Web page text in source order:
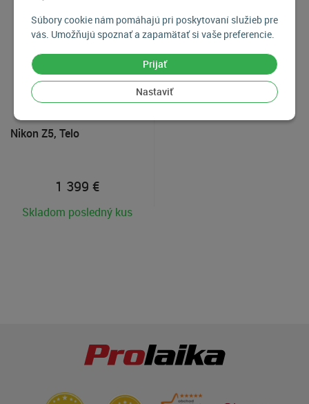
Súbory cookie nám pomáhajú pri poskytovaní služieb pre
vás. Umožňujú spoznať a zapamätať si vaše preferencie.
Prijať
Nastaviť
Nikon Z5, Telo
1 399 €
Skladom posledný kus